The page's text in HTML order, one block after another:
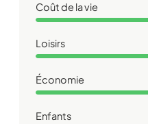
Coût de la vie
Loisirs
Économie
Enfants